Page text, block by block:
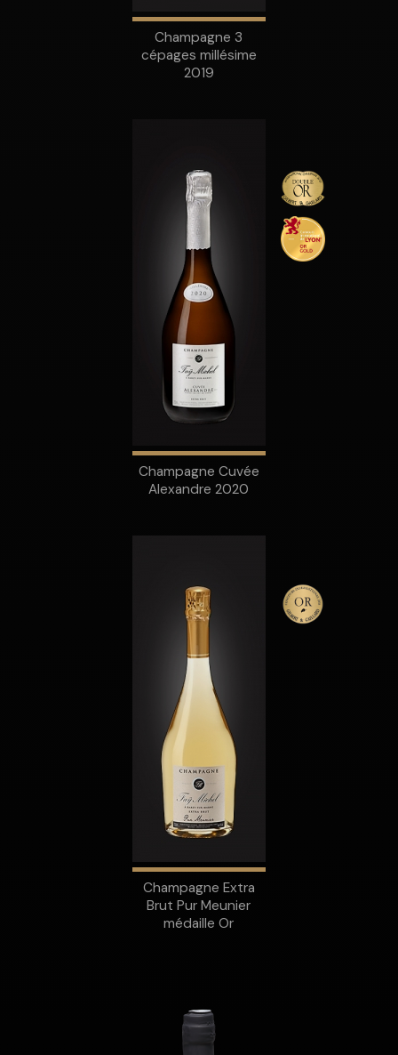
Champagne 3
cépages millésime
2019
Champagne Cuvée
Alexandre 2020
Champagne Extra
Brut Pur Meunier
médaille Or